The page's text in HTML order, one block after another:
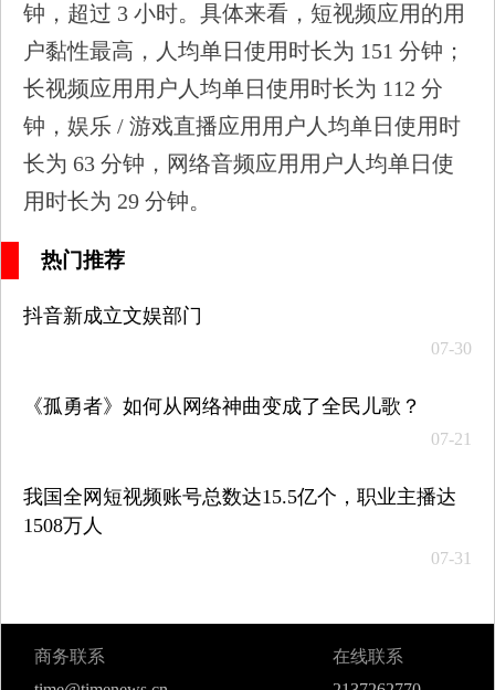
钟，超过 3 小时。具体来看，短视频应用的用
户黏性最高，人均单日使用时长为 151 分钟；
长视频应用用户人均单日使用时长为 112 分
钟，娱乐 / 游戏直播应用用户人均单日使用时
长为 63 分钟，网络音频应用用户人均单日使
用时长为 29 分钟。
热门推荐
抖音新成立文娱部门
07-30
《孤勇者》如何从网络神曲变成了全民儿歌？
07-21
我国全网短视频账号总数达15.5亿个，职业主播达
1508万人
07-31
商务联系
在线联系